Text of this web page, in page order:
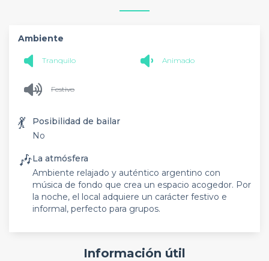
Ambiente
Tranquilo Animado
Festivo
💃
Posibilidad de bailar
No
🎶La atmósfera
Ambiente relajado y auténtico argentino con
música de fondo que crea un espacio acogedor. Por
la noche, el local adquiere un carácter festivo e
informal, perfecto para grupos.
Información útil